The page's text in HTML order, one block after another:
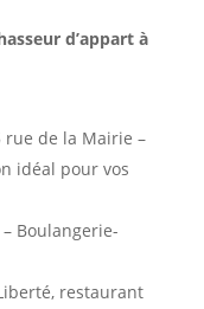
d’appart à
rue de la Mairie –
idéal pour vos
Boulangerie-
restaurant